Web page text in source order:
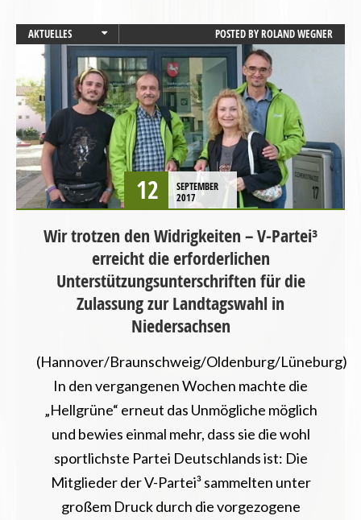
AKTUELLES
NIEDERSACHSEN
PRESSEMITTEILUNG
POSTED BYROLAND WEGNER
12
SEPTEMBER
2017
Wir trotzen den Widrigkeiten – V-Partei³
erreicht die erforderlichen
Unterstützungsunterschriften für die
Zulassung zur Landtagswahl in
Niedersachsen
(Hannover/Braunschweig/Oldenburg/Lüneburg)
In den vergangenen Wochen machte die
„Hellgrüne“ erneut das Unmögliche möglich
und bewies einmal mehr, dass sie die wohl
sportlichste Partei Deutschlands ist: Die
Mitglieder der V-Partei³ sammelten unter
großem Druck durch die vorgezogene